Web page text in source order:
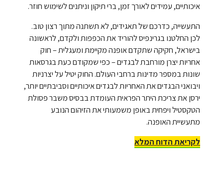
איכותיים, עמידים לאורך זמן, ברי תיקון וניתנים לשימוש חוזר.
התעשייה, כדרכם של תאגידים, לא תשתנה מתוך רצון טוב.
לכן החלטנו בגרינפיס להוריד את הכפפות ולקדם, לראשונה
בישראל, חקיקה שתקדם אופנה מקיימת ומעגלית – חוק
אחריות יצרן מורחבת לבגדים – כפי שמקודם כעת בגרסאות
שונות במספר מדינות ברחבי העולם. החוק יטיל על יצרניות
ויבואני הבגדים את האחריות לבגדים איכותיים וסביבתיים יותר,
ירסן את צריכת היתר הפראית העומדת בבסיס משבר פסולת
הטקסטיל ויפחית באופן משמעותי את הזיהום הנובע
מתעשיית האופנה.
לקריאת הדוח המלא